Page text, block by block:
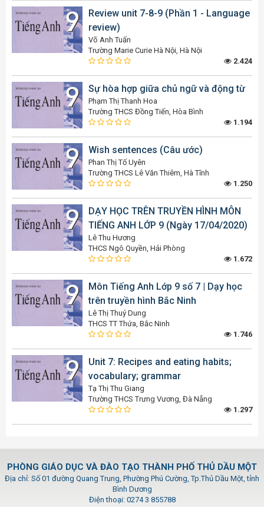
Review unit 7-8-9 (Phần 1 - Language
review)
Võ Anh Tuấn
Trường Marie Curie Hà Nội, Hà Nội
2.424
Sự hòa hợp giữa chủ ngữ và động từ
Phạm Thị Thanh Hoa
Trường THCS Đồng Tiến, Hòa Bình
1.194
Wish sentences (Câu ước)
Phan Thị Tố Uyên
Trường THCS Lê Văn Thiêm, Hà Tĩnh
1.250
DẠY HỌC TRÊN TRUYỀN HÌNH MÔN
TIẾNG ANH LỚP 9 (Ngày 17/04/2020)
Lê Thu Hương
THCS Ngô Quyền, Hải Phòng
1.672
Môn Tiếng Anh Lớp 9 số 7 | Dạy học
trên truyền hình Bắc Ninh
Lê Thị Thuý Dung
THCS TT Thứa, Bắc Ninh
1.746
Unit 7: Recipes and eating habits;
vocabulary; grammar
Tạ Thị Thu Giang
Trường THCS Trưng Vương, Đà Nẵng
1.297
PHÒNG GIÁO DỤC VÀ ĐÀO TẠO THÀNH PHỐ THỦ DẦU MỘT
Địa chỉ: Số 01 đường Quang Trung, Phường Phú Cường, Tp.Thủ Dầu Một, tỉnh
Bình Dương
Điện thoại: 0274 3 855788